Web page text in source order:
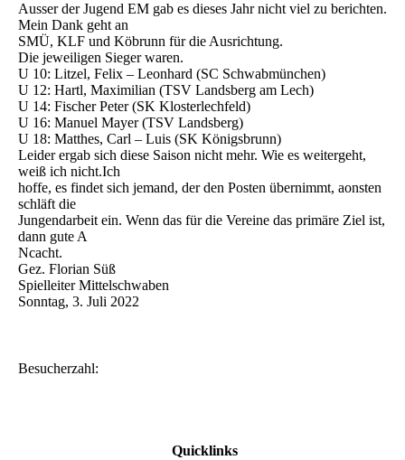
Ausser der Jugend EM gab es dieses Jahr nicht viel zu berichten.
Mein Dank geht an
SMÜ, KLF und Köbrunn für die Ausrichtung.
Die jeweiligen Sieger waren.
U 10: Litzel, Felix – Leonhard (SC Schwabmünchen)
U 12: Hartl, Maximilian (TSV Landsberg am Lech)
U 14: Fischer Peter (SK Klosterlechfeld)
U 16: Manuel Mayer (TSV Landsberg)
U 18: Matthes, Carl – Luis (SK Königsbrunn)
Leider ergab sich diese Saison nicht mehr. Wie es weitergeht,
weiß ich nicht.Ich
hoffe, es findet sich jemand, der den Posten übernimmt, aonsten
schläft die
Jungendarbeit ein. Wenn das für die Vereine das primäre Ziel ist,
dann gute A
Ncacht.
Gez. Florian Süß
Spielleiter Mittelschwaben
Sonntag, 3. Juli 2022
Besucherzahl:
Quicklinks